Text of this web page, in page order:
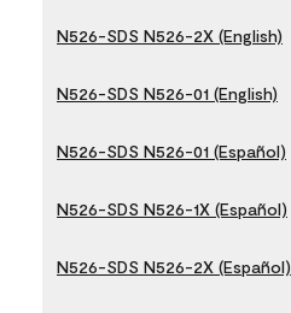
N526-SDS N526-2X (English)
N526-SDS N526-01 (English)
N526-SDS N526-01 (Español)
N526-SDS N526-1X (Español)
N526-SDS N526-2X (Español)